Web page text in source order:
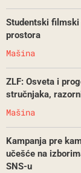
Studentski filmski
prostora
Mašina
ZLF: Osveta i
stručnjaka,
Mašina
Kampanja pre
učešće na
SNS-u